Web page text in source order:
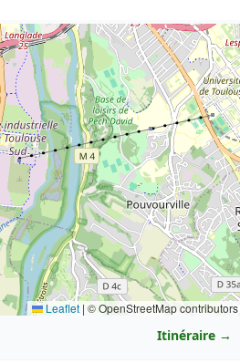
Leaflet | © OpenStreetMap contributors
Itinéraire →